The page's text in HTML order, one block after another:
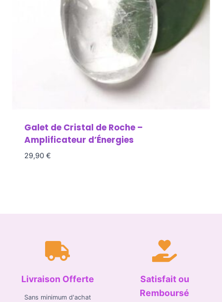
Galet de Cristal de Roche –
Amplificateur d’Énergies
29,90 €
Livraison Offerte
Sans minimum d'achat
Satisfait ou
Remboursé